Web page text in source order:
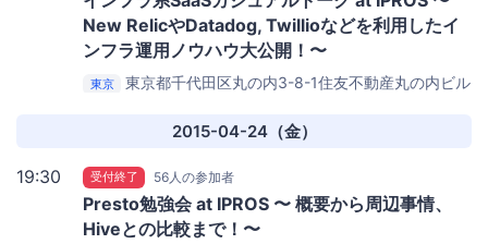
New RelicやDatadog, Twillioなどを利用したイ
ンフラ運用ノウハウ大公開！〜
東京
東京都千代田区丸の内3-8-1住友不動産丸の内ビル
2015-04-24（金）
19:30 受付終了 56人の参加者
Presto勉強会 at IPROS 〜 概要から周辺事情、
Hiveとの比較まで！〜